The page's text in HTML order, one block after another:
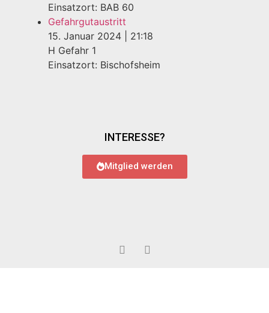
Einsatzort: BAB 60
Gefahrgutaustritt
15. Januar 2024
21:18
H Gefahr 1
Einsatzort: Bischofsheim
INTERESSE?
Mitglied werden